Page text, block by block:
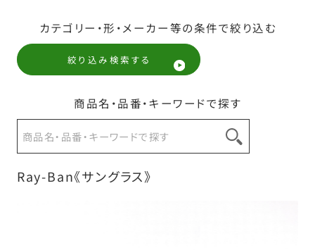
採用情報
カテゴリー・形・メーカー等の条件で絞り込む
絞り込み検索する
商品名・品番・キーワードで探す
Ray-Ban《サングラス》